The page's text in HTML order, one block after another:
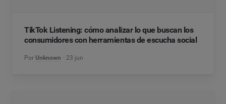
TikTok Listening: cómo analizar lo que buscan los
consumidores con herramientas de escucha social
Por Unknown 23 jun